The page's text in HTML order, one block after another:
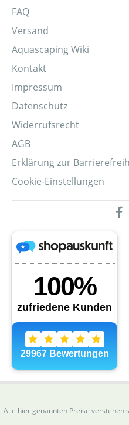
FAQ
Versand
Aquascaping Wiki
Kontakt
Impressum
Datenschutz
Widerrufsrecht
AGB
Erklärung zur
Cookie-Einstellungen
Alle hier genannten Preise verstehen